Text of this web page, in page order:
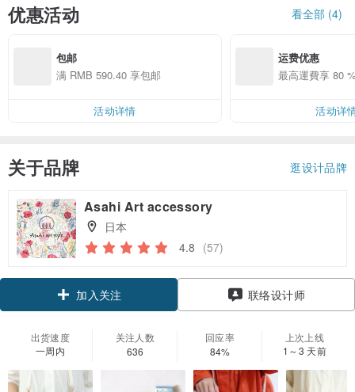
优惠活动 看全部 (4)
包邮
满 RMB 590.40 享包邮
活动详情
运费优惠
最高運費享 80
活动详
关于品牌 逛设计品牌
Asahi Art accessory
日本
4.8 (57)
加入关注
联络设计师
出货速度
一周内
关注人数
636
回应率
84%
上次上线
1～3 天前